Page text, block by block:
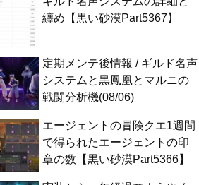
纏め【黒い砂漠Part5367】
定期メンテ後情報 / ギルド名声
システムと黒鳳凰とマルニの
戦闘分析機(08/06)
エージェントの冒険クエ1週間
で得られたエージェントの印
章の数【黒い砂漠Part5366】